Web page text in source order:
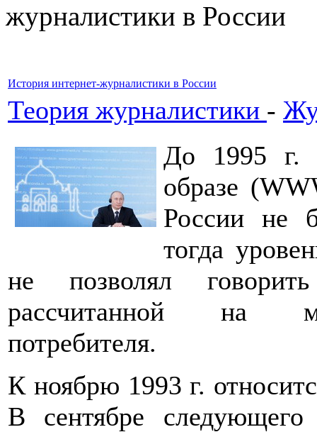
журналистики в России
История интернет-журналистики в России
Теория журналистики -
До 1995 г.
образе
России не
тогда
не позволял
рассчитанной на
потребителя.
К ноябрю 1993 г.
В сентябре